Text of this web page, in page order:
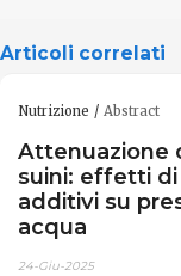
Articoli correlati
Nutrizione Abstract
Attenuazione
suini: effetti
additivi su
acqua
24-Giu-2025